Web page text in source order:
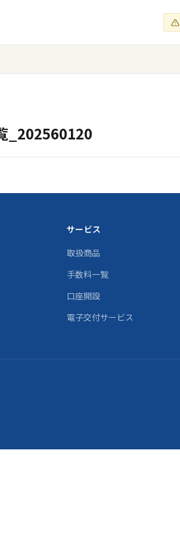
_202560120
サービス
取扱商品
手数料一覧
口座開設
電子交付サービス